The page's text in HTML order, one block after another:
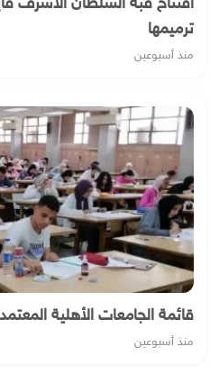
افتتاح قبة السلطان الأشرف
ترميمها
منذ أسبوعين
قائمة الجامعات الأهلية
منذ أسبوعين